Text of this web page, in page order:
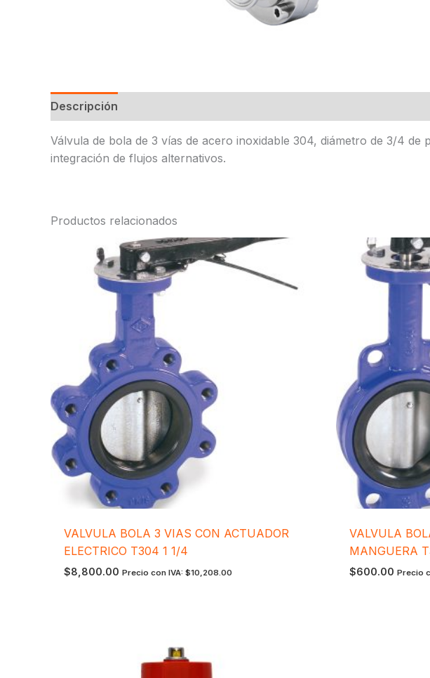
Descripción
Válvula de bola de 3 vías de acero inoxidable 304, diámetro de 3/4
integración de flujos alternativos.
Productos relacionados
VALVULA BOLA 3 VIAS CON ACTUADOR
ELECTRICO T304 1 1/4
$8,800.00 Precio con IVA:$10,208.00
VALVULA
MANGUERA
$600.00 Precio